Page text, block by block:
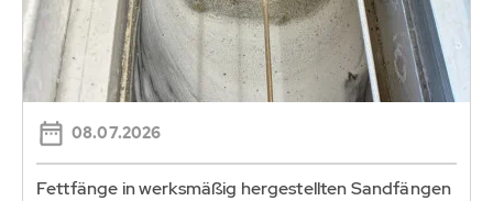
08.07.2026
Fettfänge in werksmäßig hergestellten Sandfängen